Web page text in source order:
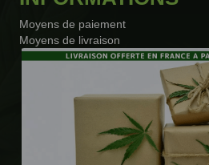
Moyens de paiement
Moyens de livraison